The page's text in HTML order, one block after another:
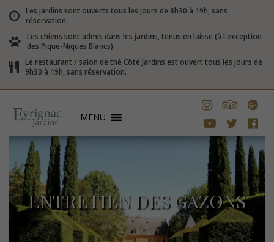
Les jardins sont ouverts tous les jours de 8h30 à 19h, sans
réservation.
Les chiens sont admis dans les jardins, tenus en laisse (à l'exception
des Pique-Niques Blancs)
Le restaurant / salon de thé Côté Jardins est ouvert tous les jours de
9h30 à 19h, sans réservation.
MENU
ENTRETIEN DES GAZONS